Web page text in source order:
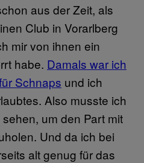
aus der Zeit, als
Club in Vorarlberg
mir von ihnen ein
habe. Damals war ich
Schnaps und ich
Also musste ich
um den Part mit
Und da ich bei
alt genug für das